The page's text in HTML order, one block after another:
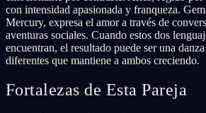
con intensidad apasionada y franqueza.
Mercury, expresa el amor a través de
aventuras sociales. Cuando estos dos
encuentran, el resultado puede ser una
diferentes que mantiene a ambos creciendo.
Fortalezas de Esta Pareja